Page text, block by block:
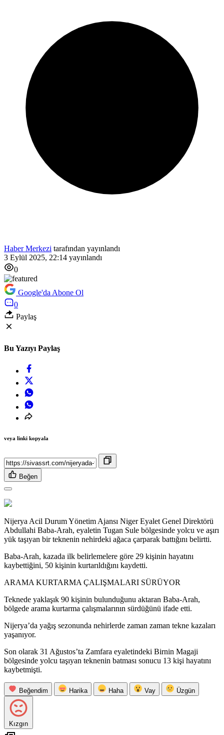
Haber Merkezi tarafından yayınlandı
3 Eylül 2025, 22:14 yayınlandı
0
Google'da Abone Ol
0
Paylaş
Bu Yazıyı Paylaş
veya linki kopyala
Beğen
Nijerya Acil Durum Yönetim Ajansı Niger Eyalet Genel Direktörü
Abdullahi Baba-Arah, eyaletin Tugan Sule bölgesinde yolcu ve aşırı
yük taşıyan bir teknenin nehirdeki ağaca çarparak battığını belirtti.
Baba-Arah, kazada ilk belirlemelere göre 29 kişinin hayatını
kaybettiğini, 50 kişinin kurtarıldığını kaydetti.
ARAMA KURTARMA ÇALIŞMALARI SÜRÜYOR
Teknede yaklaşık 90 kişinin bulunduğunu aktaran Baba-Arah,
bölgede arama kurtarma çalışmalarının sürdüğünü ifade etti.
Nijerya’da yağış sezonunda nehirlerde zaman zaman tekne kazaları
yaşanıyor.
Son olarak 31 Ağustos’ta Zamfara eyaletindeki Birnin Magaji
bölgesinde yolcu taşıyan teknenin batması sonucu 13 kişi hayatını
kaybetmişti.
Beğendim Harika Haha Vay Üzgün
Kızgın